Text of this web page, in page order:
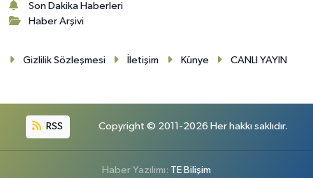
Son Dakika Haberleri
Haber Arşivi
Gizlilik Sözleşmesi İletişim Künye CANLI YAYIN
RSS Copyright © 2011-2026 Her hakkı saklıdır.
Haber Yazılımı: TE Bilişim